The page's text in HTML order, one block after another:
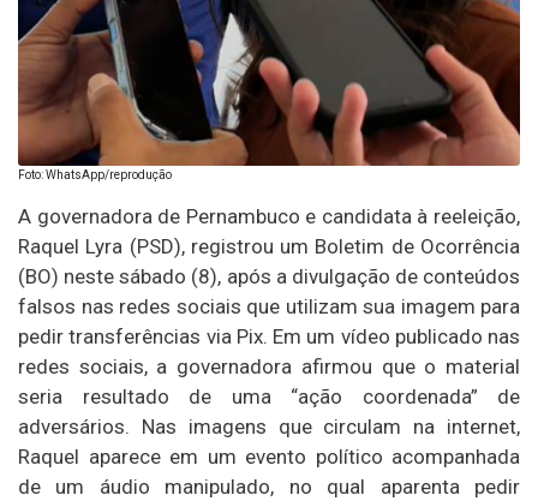
Foto: WhatsApp/reprodução
A governadora de Pernambuco e candidata à reeleição,
Raquel Lyra (PSD), registrou um Boletim de Ocorrência
(BO) neste sábado (8), após a divulgação de conteúdos
falsos nas redes sociais que utilizam sua imagem para
pedir transferências via Pix. Em um vídeo publicado nas
redes sociais, a governadora afirmou que o material
seria resultado de uma “ação coordenada” de
adversários. Nas imagens que circulam na internet,
Raquel aparece em um evento político acompanhada
de um áudio manipulado, no qual aparenta pedir